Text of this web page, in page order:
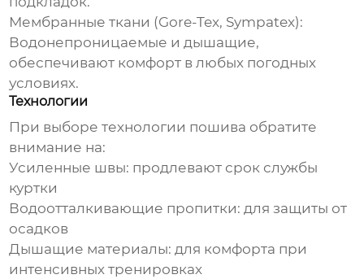
Мембранные ткани (Gore-Tex, Sympatex):
Водонепроницаемые и дышащие,
обеспечивают комфорт в любых погодных
условиях.
Технологии
При выборе технологии пошива обратите
внимание на:
Усиленные швы: продлевают срок службы
куртки
Водоотталкивающие пропитки: для защиты от
осадков
Дышащие материалы: для комфорта при
интенсивных тренировках